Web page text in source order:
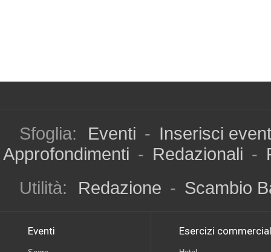
Sfoglia: Eventi - Inserisci
Approfondimenti - Redazionali -
Utilità:
Redazione - Scambio
Eventi Esercizi